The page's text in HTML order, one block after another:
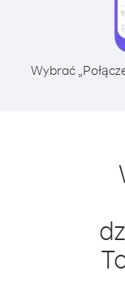
Wybrać